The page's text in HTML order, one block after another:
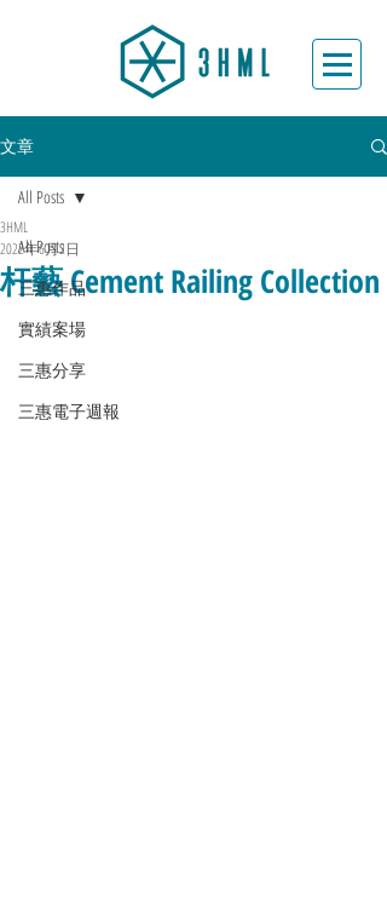
文章
All Posts
三惠作品
實績案場
三惠分享
三惠電子週報
All Posts
杆藝 Cement Railing Collection
3HML
2022年6月2日